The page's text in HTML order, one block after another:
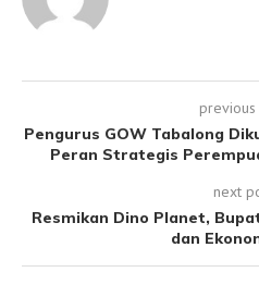
Pengurus GOW Tabalong
Peran Strategis
next
Resmikan Dino Planet,
dan